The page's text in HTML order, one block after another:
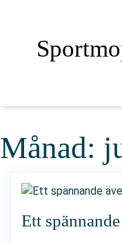
content
Månad:
Ett